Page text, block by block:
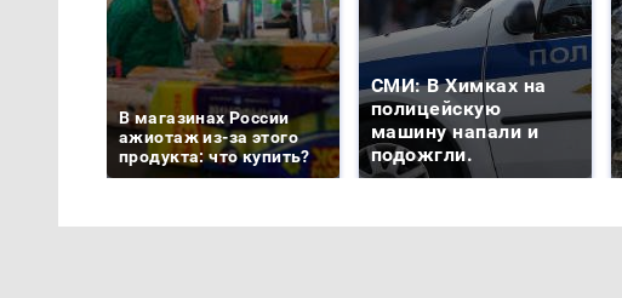
В магазинах России
ажиотаж из-за этого
продукта: что купить?
СМИ: В Химках на
полицейскую
машину напали и
подожгли.